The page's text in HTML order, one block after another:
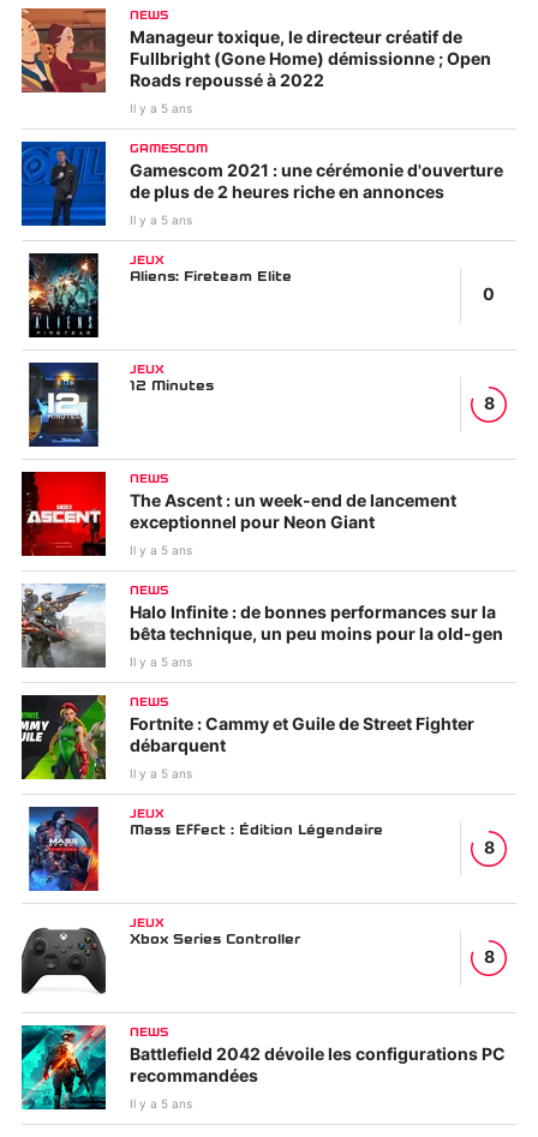
NEWS
Manageur toxique, le directeur créatif de
Fullbright (Gone Home) démissionne ; Open
Roads repoussé à 2022
Il y a 5 ans
GAMESCOM
Gamescom 2021 : une cérémonie d'ouverture
de plus de 2 heures riche en annonces
Il y a 5 ans
JEUX
Aliens: Fireteam Elite
0
JEUX
12 Minutes
8
NEWS
The Ascent : un week-end de lancement
exceptionnel pour Neon Giant
Il y a 5 ans
NEWS
Halo Infinite : de bonnes performances sur la
bêta technique, un peu moins pour la old-gen
Il y a 5 ans
NEWS
Fortnite : Cammy et Guile de Street Fighter
débarquent
Il y a 5 ans
JEUX
Mass Effect : Édition Légendaire
8
JEUX
Xbox Series Controller
8
NEWS
Battlefield 2042 dévoile les configurations PC
recommandées
Il y a 5 ans